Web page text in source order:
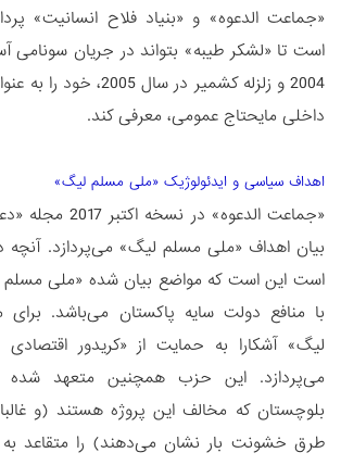
«جماعت الدعوه» و «بنیاد فلاح انسانیت»
2004 و زلزله کشمیر در سال
داخلی مایحتاج عمومی، معرفی کند.
اهداف سیاسی و ایدئولوژیک «ملی مسلم لیگ»
«جماعت الدعوه»
بیان اهداف «ملی مسلم لیگ» می‌پردازد. آنچه
است این است که مواضع بیان شده «ملی مسلم
با منافع دولت سایه پاکستان می‌باشد.
لیگ» آشکارا به حمایت از «کریدور
می‌پردازد. این حزب همچنین متعهد شده
بلوچستان که مخالف این پروژه هستند (و
طرق خشونت بار نشان می‌دهند) را متقاعد